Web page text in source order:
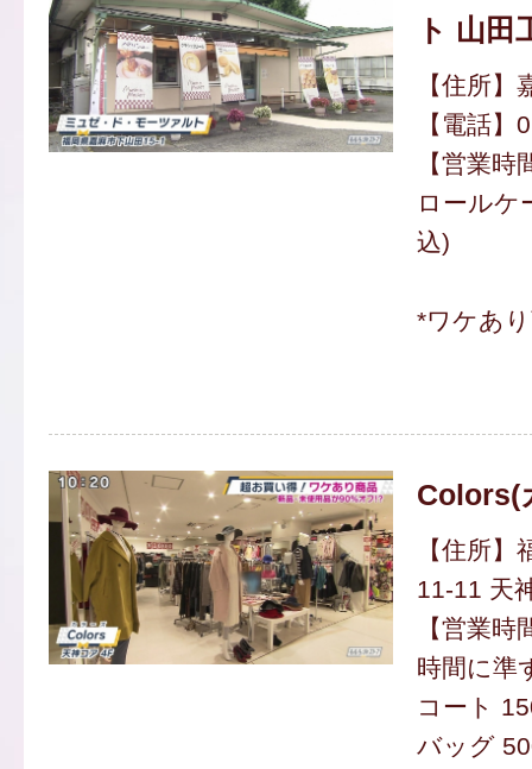
ト 山田
【住所
【電話
【営業
ロールケ
込)
*ワケあ
Colors(
【住所
11-11 天
【営業
時間に準
コート
バッグ